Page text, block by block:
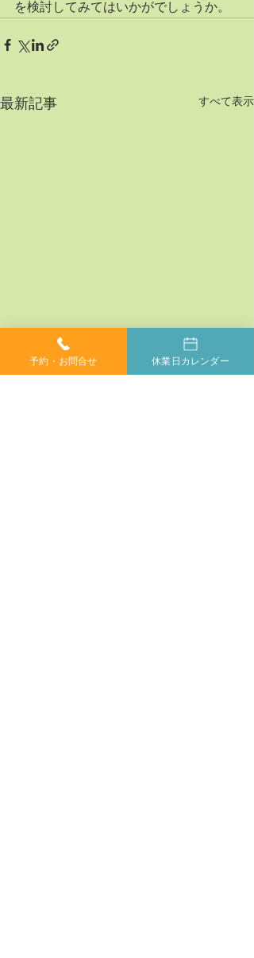
を検討してみてはいかがでしょうか。
最新記事 すべて表示
予約・お問合せ 休業日カレンダー